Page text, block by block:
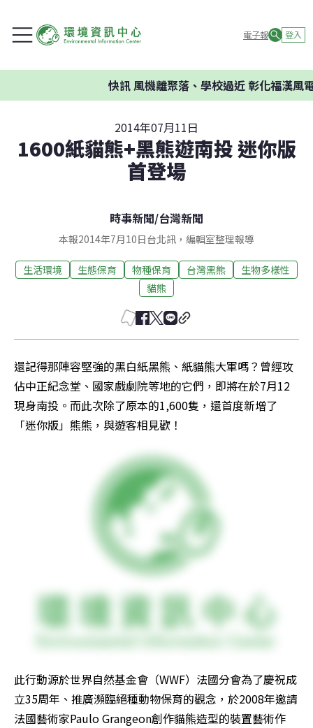
電子報 登入
快訊風機離聚落、學校過近 彰化福漢風電
2014年07月11日
1600紙貓熊+黑熊遊南投 迷你版
首登場
時事新聞/台灣新聞
本報2014年7月10日台北訊，編輯室整理報導
生活環境 生態保育 物種保育 台灣黑熊
生物多樣性
貓熊
還記得那陣容堅強的黑白紙黑熊、紙貓熊大軍嗎？曾經攻
佔中正紀念堂、國家戲劇院等地的它們，即將在於7月12
現身南投。而此次除了原本的1,600隻，還首度新增了
「迷你版」熊熊，與遊客相見歡！
此行動源於世界自然基金會（WWF）法國分會為了慶祝成
立35周年、推廣瀕臨絕種動物保育的觀念，於2008年邀請
法國藝術家Paulo Grangeon創作貓熊造型的裝置藝術作